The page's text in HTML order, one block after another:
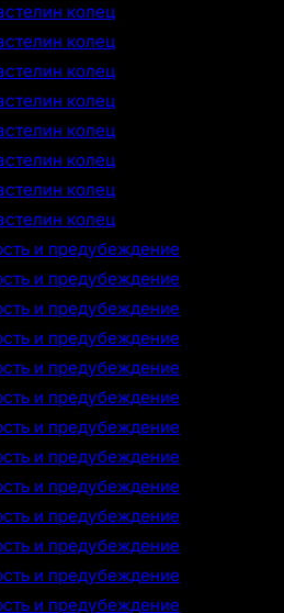
колец
колец
колец
колец
колец
колец
колец
колец
и предубеждение
и предубеждение
и предубеждение
и предубеждение
и предубеждение
и предубеждение
и предубеждение
и предубеждение
и предубеждение
и предубеждение
и предубеждение
и предубеждение
и предубеждение